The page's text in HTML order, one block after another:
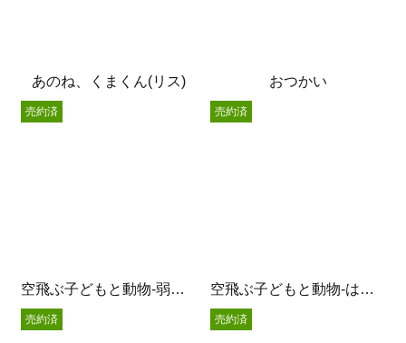
あのね、くまくん(リス) おつかい
空飛ぶ子どもと動物-弱虫オオカミと王子様-
売約済
空飛ぶ子どもと動物-はらぺこねこさん-
売約済
売約済 売約済